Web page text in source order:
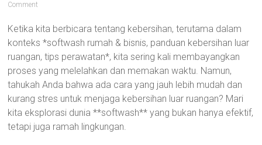
Comment
Ketika kita berbicara tentang kebersihan, terutama dalam
konteks *softwash rumah & bisnis, panduan kebersihan luar
ruangan, tips perawatan*, kita sering kali membayangkan
proses yang melelahkan dan memakan waktu. Namun,
tahukah Anda bahwa ada cara yang jauh lebih mudah dan
kurang stres untuk menjaga kebersihan luar ruangan? Mari
kita eksplorasi dunia **softwash** yang bukan hanya efektif,
tetapi juga ramah lingkungan.